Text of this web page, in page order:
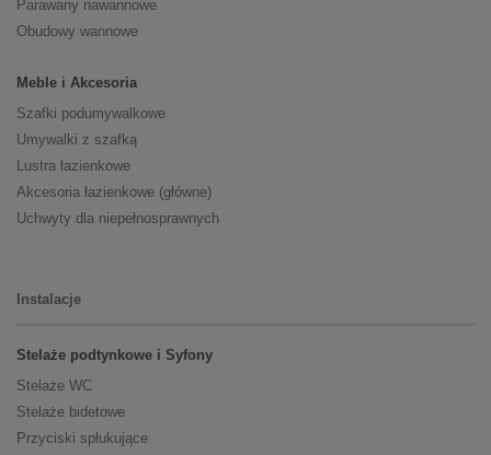
Parawany nawannowe
Obudowy wannowe
Meble i Akcesoria
Szafki podumywalkowe
Umywalki z szafką
Lustra łazienkowe
Akcesoria łazienkowe (główne)
Uchwyty dla niepełnosprawnych
Instalacje
Stelaże podtynkowe i Syfony
Stelaże WC
Stelaże bidetowe
Przyciski spłukujące